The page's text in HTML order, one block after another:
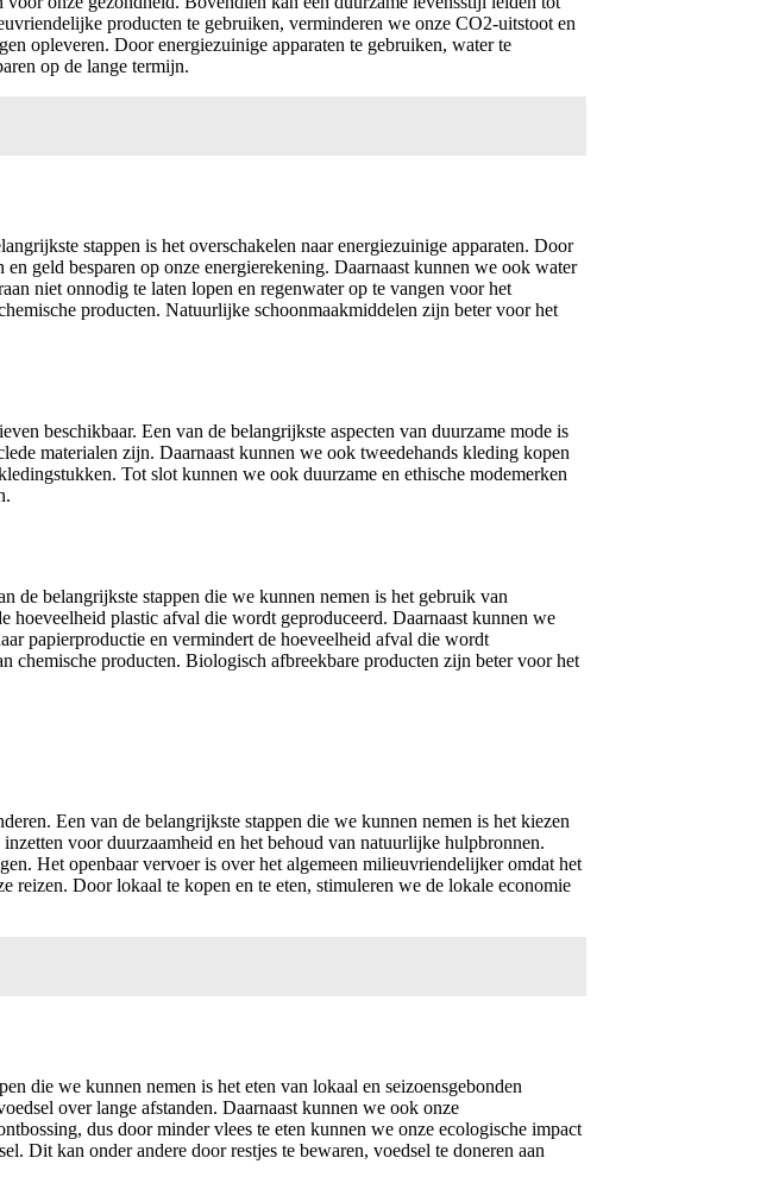
producten te gebruiken, verminderen we onze CO2-uitstoot en
opleveren. Door energiezuinige apparaten te gebruiken, water te
op de lange termijn.
stappen is het overschakelen naar energiezuinige apparaten. Door
geld besparen op onze energierekening. Daarnaast kunnen we ook water
niet onnodig te laten lopen en regenwater op te vangen voor het
producten. Natuurlijke schoonmaakmiddelen zijn beter voor het
beschikbaar. Een van de belangrijkste aspecten van duurzame mode is
materialen zijn. Daarnaast kunnen we ook tweedehands kleding kopen
Tot slot kunnen we ook duurzame en ethische modemerken
de belangrijkste stappen die we kunnen nemen is het gebruik van
plastic afval die wordt geproduceerd. Daarnaast kunnen we
papierproductie en vermindert de hoeveelheid afval die wordt
chemische producten. Biologisch afbreekbare producten zijn beter voor het
Een van de belangrijkste stappen die we kunnen nemen is het kiezen
voor duurzaamheid en het behoud van natuurlijke hulpbronnen.
Het openbaar vervoer is over het algemeen milieuvriendelijker omdat het
reizen. Door lokaal te kopen en te eten, stimuleren we de lokale economie
die we kunnen nemen is het eten van lokaal en seizoensgebonden
over lange afstanden. Daarnaast kunnen we ook onze
dus door minder vlees te eten kunnen we onze ecologische impact
Dit kan onder andere door restjes te bewaren, voedsel te doneren aan